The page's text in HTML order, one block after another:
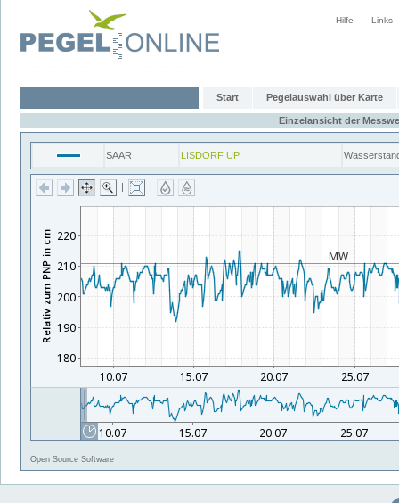
Hilfe Links
Start Pegelauswahl über Karte
Einzelansicht der
SAAR LISDORF UP
| |
Open Source Software